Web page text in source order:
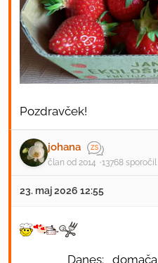
Pozdravček!
johana
član od 2014 13768 sporočil
23. maj 2026 12:55
Danes: domača